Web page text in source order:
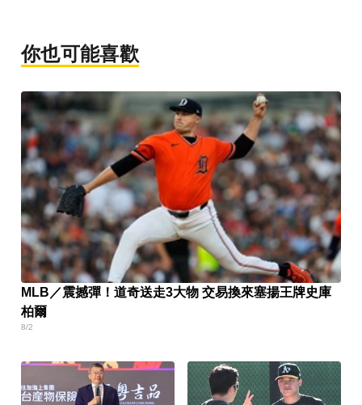
你也可能喜歡
MLB／震撼彈！道奇送走3大物 交易換來塞揚王牌史庫
柏爾
8/2